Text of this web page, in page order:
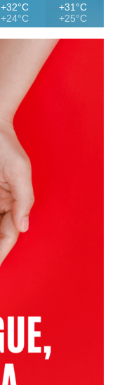
+32°C
+24°C
+31°C
+25°C